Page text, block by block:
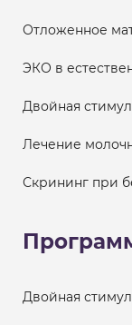
Отложенное
ЭКО в
Двойная
Лечение
Скрининг при
Двойная